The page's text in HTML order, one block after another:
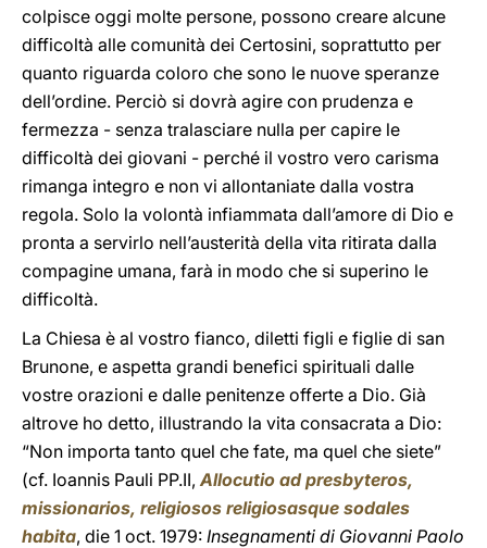
colpisce oggi molte persone, possono creare alcune
difficoltà alle comunità dei Certosini, soprattutto per
quanto riguarda coloro che sono le nuove speranze
dell’ordine. Perciò si dovrà agire con prudenza e
fermezza - senza tralasciare nulla per capire le
difficoltà dei giovani - perché il vostro vero carisma
rimanga integro e non vi allontaniate dalla vostra
regola. Solo la volontà infiammata dall’amore di Dio e
pronta a servirlo nell’austerità della vita ritirata dalla
compagine umana, farà in modo che si superino le
difficoltà.
La Chiesa è al vostro fianco, diletti figli e figlie di san
Brunone, e aspetta grandi benefici spirituali dalle
vostre orazioni e dalle penitenze offerte a Dio. Già
altrove ho detto, illustrando la vita consacrata a Dio:
“Non importa tanto quel che fate, ma quel che siete”
(cf. Ioannis Pauli PP.II,Allocutio ad presbyteros,
missionarios, religiosos religiosasque sodales
habita, die 1 oct. 1979: Insegnamenti di Giovanni Paolo